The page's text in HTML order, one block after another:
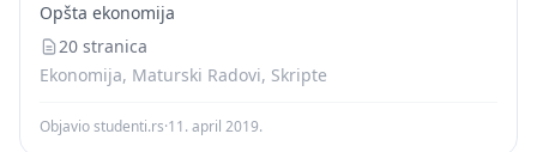
kome one prodaju višak svojih deviza...
Opšta ekonomija
20 stranica
Ekonomija, Maturski Radovi, Skripte
Objavio studenti.rs·11. april 2019.